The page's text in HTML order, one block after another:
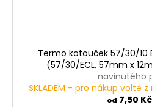
Termo kotouček 57/30/10
(57/30/ECL, 57mm x
navinutého
SKLADEM - pro nákup volte
od 7,50 Kč